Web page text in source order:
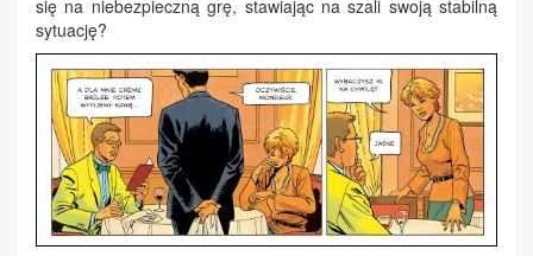
się na niebezpieczną grę, stawiając na szali swoją stabilną
sytuację?